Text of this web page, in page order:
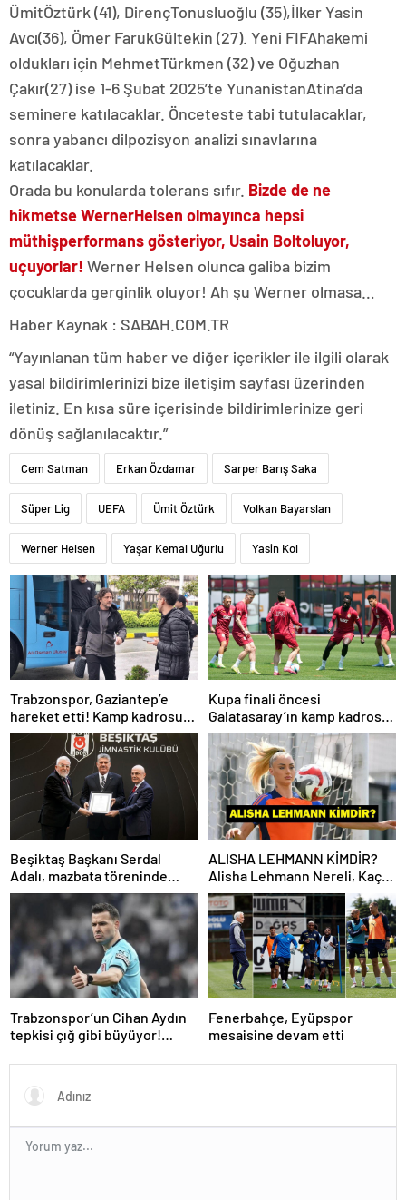
ÜmitÖztürk (41), DirençTonusluoğlu (35),İlker Yasin
Avcı(36), Ömer FarukGültekin (27). Yeni FIFAhakemi
oldukları için MehmetTürkmen (32) ve Oğuzhan
Çakır(27) ise 1-6 Şubat 2025’te YunanistanAtina’da
seminere katılacaklar. Önceteste tabi tutulacaklar,
sonra yabancı dilpozisyon analizi sınavlarına
katılacaklar.
Orada bu konularda tolerans sıfır. Bizde de ne
hikmetse WernerHelsen olmayınca hepsi
müthişperformans gösteriyor, Usain Boltoluyor,
uçuyorlar! Werner Helsen olunca galiba bizim
çocuklarda gerginlik oluyor! Ah şu Werner olmasa…
Haber Kaynak : SABAH.COM.TR
“Yayınlanan tüm haber ve diğer içerikler ile ilgili olarak
yasal bildirimlerinizi bize iletişim sayfası üzerinden
iletiniz. En kısa süre içerisinde bildirimlerinize geri
dönüş sağlanılacaktır.”
Cem Satman Erkan Özdamar Sarper Barış Saka
Süper Lig UEFA Ümit Öztürk Volkan Bayarslan
Werner Helsen Yaşar Kemal Uğurlu Yasin Kol
Trabzonspor, Gaziantep’e
hareket etti! Kamp kadrosu
açıklandı…
Kupa finali öncesi
Galatasaray’ın kamp kadrosu
belli oldu!
Beşiktaş Başkanı Serdal
Adalı, mazbata töreninde
konuştu: Gün istikrar
ALISHA LEHMANN KİMDİR?
Alisha Lehmann Nereli, Kaç
Yaşında, Hangi Takımda
Oynuyor?
Trabzonspor’un Cihan Aydın
tepkisi çığ gibi büyüyor!
Fenerbahçe, Eyüpspor
mesaisine devam etti